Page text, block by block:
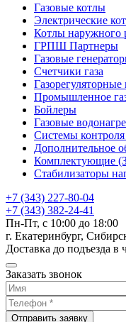
Газовые котлы
Электрические
Котлы наружного
ГРПШ Партнеры
Газовые
Счетчики газа
Промышленное
Бойлеры
Газовые
Системы контроля
Дополнительное
Комплектующие
Стабилизаторы
+7 (343) 227-80-04
+7 (343) 382-24-41
Пн-Пт, с 10:00 до 18:00
г. Екатеринбург,
Доставка до подъезда в
Заказать звонок
Отправить заявку